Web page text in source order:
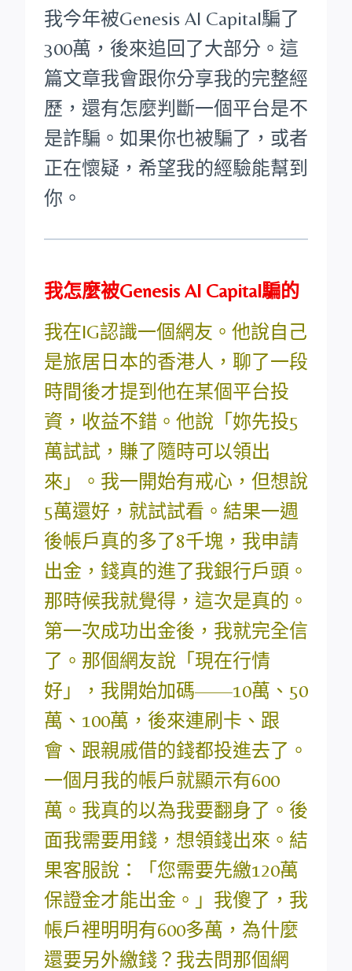
我今年被Genesis AI Capital騙了
300萬，後來追回了大部分。這
篇文章我會跟你分享我的完整經
歷，還有怎麼判斷一個平台是不
是詐騙。如果你也被騙了，或者
正在懷疑，希望我的經驗能幫到
你。
我怎麼被Genesis AI Capital騙的
我在IG認識一個網友。他說自己
是旅居日本的香港人，聊了一段
時間後才提到他在某個平台投
資，收益不錯。他說「妳先投5
萬試試，賺了隨時可以領出
來」。我一開始有戒心，但想說
5萬還好，就試試看。結果一週
後帳戶真的多了8千塊，我申請
出金，錢真的進了我銀行戶頭。
那時候我就覺得，這次是真的。
第一次成功出金後，我就完全信
了。那個網友說「現在行情
好」，我開始加碼——10萬、50
萬、100萬，後來連刷卡、跟
會、跟親戚借的錢都投進去了。
一個月我的帳戶就顯示有600
萬。我真的以為我要翻身了。後
面我需要用錢，想領錢出來。結
果客服說：「您需要先繳120萬
保證金才能出金。」我傻了，我
帳戶裡明明有600多萬，為什麼
還要另外繳錢？我去問那個網